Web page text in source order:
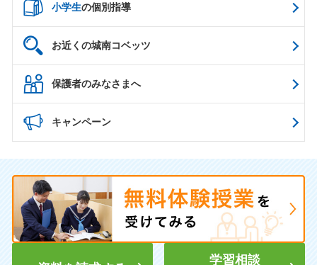
小学生の個別指導
お近くの城南コベッツ
保護者のみなさまへ
キャンペーン
学習相談